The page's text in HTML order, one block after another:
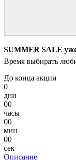
SUMMER SALE
Время выбирать
До конца акции
0
дни
00
часы
00
мин
00
сек
Описание